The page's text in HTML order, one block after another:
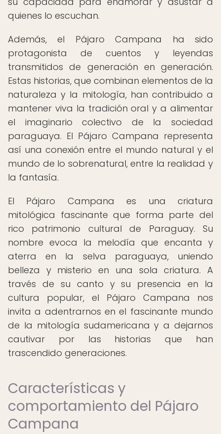
quienes lo escuchan.
Además, el Pájaro Campana ha sido
protagonista de cuentos y leyendas
transmitidos de generación en generación.
Estas historias, que combinan elementos de la
naturaleza y la mitología, han contribuido a
mantener viva la tradición oral y a alimentar
el imaginario colectivo de la sociedad
paraguaya. El Pájaro Campana representa
así una conexión entre el mundo natural y el
mundo de lo sobrenatural, entre la realidad y
la fantasía.
El Pájaro Campana es una criatura
mitológica fascinante que forma parte del
rico patrimonio cultural de Paraguay. Su
nombre evoca la melodía que encanta y
aterra en la selva paraguaya, uniendo
belleza y misterio en una sola criatura. A
través de su canto y su presencia en la
cultura popular, el Pájaro Campana nos
invita a adentrarnos en el fascinante mundo
de la mitología sudamericana y a dejarnos
cautivar por las historias que han
trascendido generaciones.
Características y
comportamiento del Pájaro
Campana